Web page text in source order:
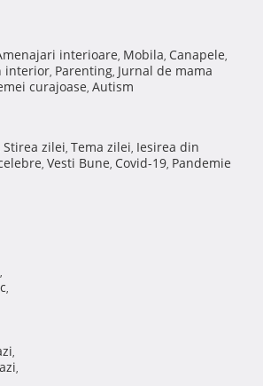
interioare, Mobila, Canapele,
interior, Parenting, Jurnal de mama
curajoase, Autism
Stirea zilei, Tema zilei, Iesirea din
, Vesti Bune, Covid-19, Pandemie
,
,
,
,